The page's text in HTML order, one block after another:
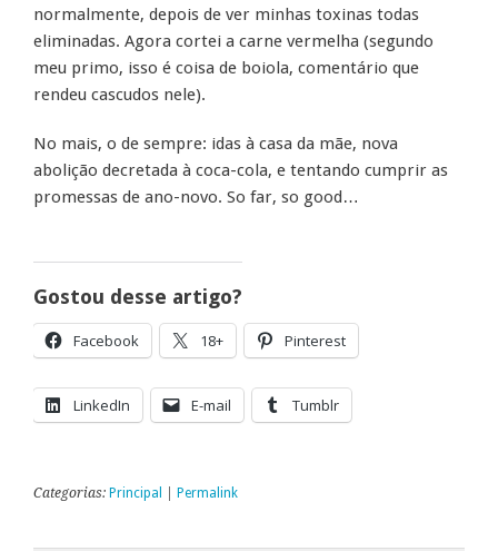
normalmente, depois de ver minhas toxinas todas
eliminadas. Agora cortei a carne vermelha (segundo
meu primo, isso é coisa de boiola, comentário que
rendeu cascudos nele).
No mais, o de sempre: idas à casa da mãe, nova
abolição decretada à coca-cola, e tentando cumprir as
promessas de ano-novo. So far, so good…
Gostou desse artigo?
Facebook 18+ Pinterest
LinkedIn E-mail Tumblr
Categorias: Principal Permalink